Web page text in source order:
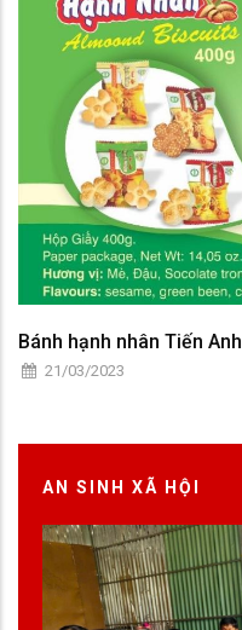
Bánh hạnh nhân Tiến Anh
21/03/2023
AN SINH XÃ HỘI